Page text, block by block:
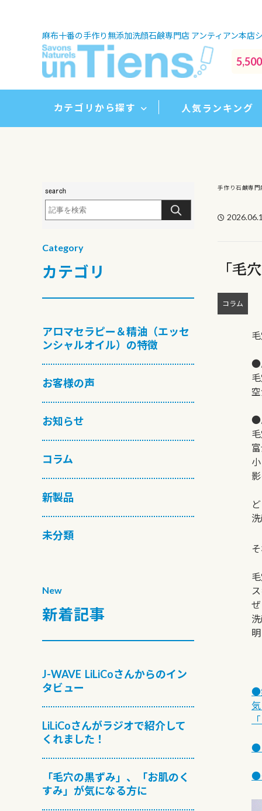
麻布十番の手作り無添加洗顔石鹸専門店 アンティアン本店
カテゴリから探す 人気ランキング
手作り石鹸専門
「毛
コラム
●
●
●
●
●
Category
カテゴリ
アロマセラピー＆精油（エッセ
ンシャルオイル）の特徴
お客様の声
お知らせ
コラム
新製品
未分類
New
新着記事
J-WAVE LiLiCoさんからのイン
タビュー
LiLiCoさんがラジオで紹介して
くれました！
「毛穴の黒ずみ」、「お肌のく
すみ」が気になる方に